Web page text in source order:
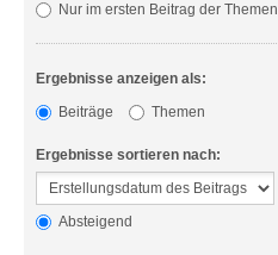
Nur im ersten Beitrag der Themen
Ergebnisse anzeigen als:
Beiträge
Themen
Ergebnisse sortieren nach:
Absteigend